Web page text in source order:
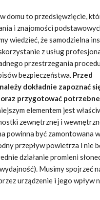
domu to przedsięwzięcie,
i znajomości
wiedzieć, że samodzielna
z usług
przestrzegania
bezpieczeństwa. Przed
dokładnie zapoznać
przygotować
elementem jest
zewnętrznej i
powinna być zamontowana
przepływ powietrza i nie
działanie promieni
Musimy spojrzeć
urządzenie i jego wpływ